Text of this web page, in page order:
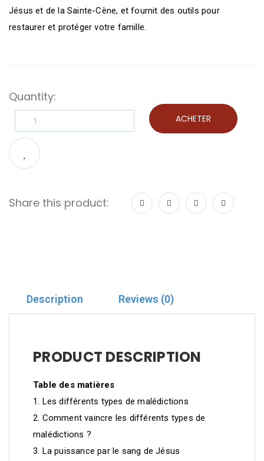
Jésus et de la Sainte-Cène, et fournit des outils pour
restaurer et protéger votre famille.
Quantity:
ACHETER
Share this product:
Description Reviews (0)
PRODUCT DESCRIPTION
Table des matières
1. Les différents types de malédictions
2. Comment vaincre les différents types de
malédictions ?
3. La puissance par le sang de Jésus